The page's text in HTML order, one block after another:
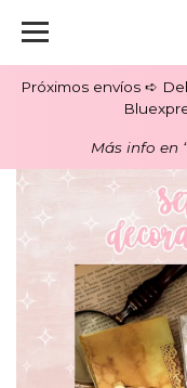
Próximos envíos ➪
Más info en